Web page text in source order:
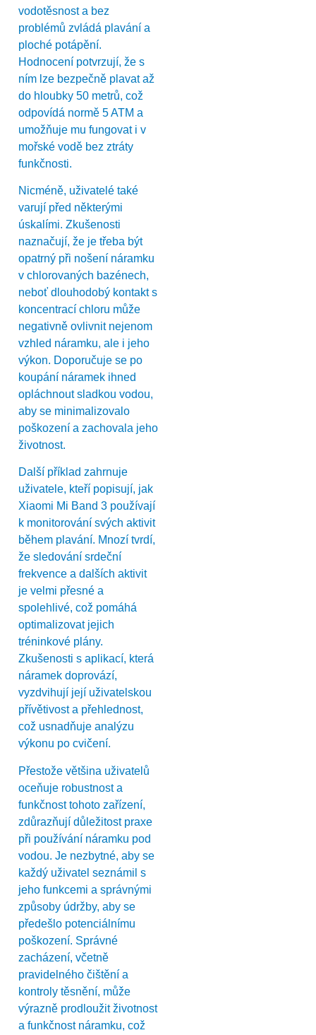
vodotěsnost a bez
problémů zvládá plavání a
ploché potápění.
Hodnocení potvrzují, že s
ním lze bezpečně plavat až
do hloubky 50 metrů, což
odpovídá normě 5 ATM a
umožňuje mu fungovat i v
mořské vodě bez ztráty
funkčnosti.
Nicméně, uživatelé také
varují před některými
úskalími. Zkušenosti
naznačují, že je třeba být
opatrný při nošení náramku
v chlorovaných bazénech,
neboť dlouhodobý kontakt s
koncentrací chloru může
negativně ovlivnit nejenom
vzhled náramku, ale i jeho
výkon. Doporučuje se po
koupání náramek ihned
opláchnout sladkou vodou,
aby se minimalizovalo
poškození a zachovala jeho
životnost.
Další příklad zahrnuje
uživatele, kteří popisují, jak
Xiaomi Mi Band 3 používají
k monitorování svých aktivit
během plavání. Mnozí tvrdí,
že sledování srdeční
frekvence a dalších aktivit
je velmi přesné a
spolehlivé, což pomáhá
optimalizovat jejich
tréninkové plány.
Zkušenosti s aplikací, která
náramek doprovází,
vyzdvihují její uživatelskou
přívětivost a přehlednost,
což usnadňuje analýzu
výkonu po cvičení.
Přestože většina uživatelů
oceňuje robustnost a
funkčnost tohoto zařízení,
zdůrazňují důležitost praxe
při používání náramku pod
vodou. Je nezbytné, aby se
každý uživatel seznámil s
jeho funkcemi a správnými
způsoby údržby, aby se
předešlo potenciálnímu
poškození. Správné
zacházení, včetně
pravidelného čištění a
kontroly těsnění, může
výrazně prodloužit životnost
a funkčnost náramku, což